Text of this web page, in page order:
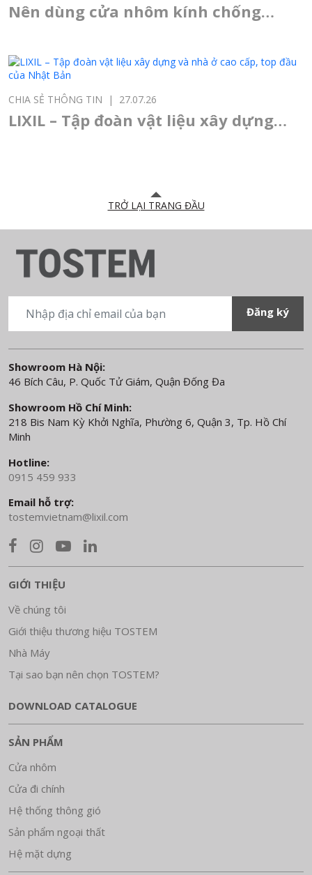
Nên dùng cửa nhôm kính chống
CHIA SẺ THÔNG TIN | 27.07.26
LIXIL – Tập đoàn vật liệu xây dựng
TRỞ LẠI TRANG ĐẦU
Showroom Hà Nội:
46 Bích Câu, P. Quốc Tử Giám, Quận Đống Đa
Showroom Hồ Chí Minh:
218 Bis Nam Kỳ Khởi Nghĩa, Phường 6, Quận 3, Tp. Hồ Chí
Minh
Hotline:
0915 459 933
Email hỗ trợ:
tostemvietnam@lixil.com
GIỚI THIỆU
Về chúng tôi
Giới thiệu thương hiệu TOSTEM
Nhà Máy
Tại sao bạn nên chọn TOSTEM?
DOWNLOAD CATALOGUE
SẢN PHẨM
Cửa nhôm
Cửa đi chính
Hệ thống thông gió
Sản phẩm ngoại thất
Hệ mặt dựng